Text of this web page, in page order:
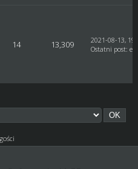
14 13,309
2021-08-13,
Ostatni post: